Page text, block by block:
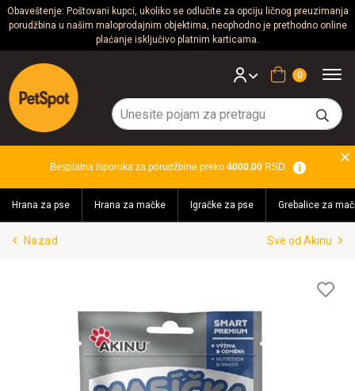
Obaveštenje: Poštovani kupci, ukoliko se odlučite za opciju ličnog preuzimanja
porudžbina u našim maloprodajnim objektima, neophodno je prethodno online
plaćanje isključivo platnim karticama.
Psi
Mačke
Glodari
Akvaristika
Teraristika
Brendovi
Akcija!
Korpa
Besplatna isporuka za porudžbine preko 4000.00RSD.
Hrana za pse Hrana za mačke Igračke za pse Grebalice za
Nazad Sve od Akinu